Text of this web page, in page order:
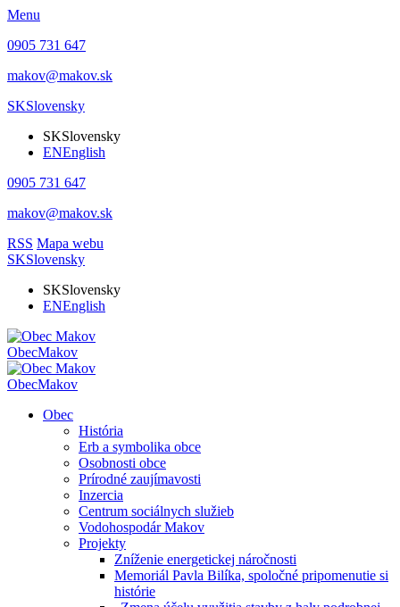
Menu
0905 731 647
makov@makov.sk
SKSlovensky
SKSlovensky
ENEnglish
0905 731 647
makov@makov.sk
RSS Mapa webu
SKSlovensky
SKSlovensky
ENEnglish
ObecMakov
ObecMakov
Obec
História
Erb a symbolika obce
Osobnosti obce
Prírodné zaujímavosti
Inzercia
Centrum sociálnych služieb
Vodohospodár Makov
Projekty
Zníženie energetickej náročnosti
Memoriál Pavla Bilíka, spoločné pripomenutie si
histórie